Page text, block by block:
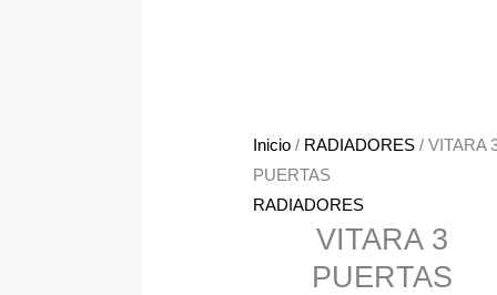
Inicio/ RADIADORES/ VITARA
PUERTAS
RADIADORES
VITARA 3
PUERTAS